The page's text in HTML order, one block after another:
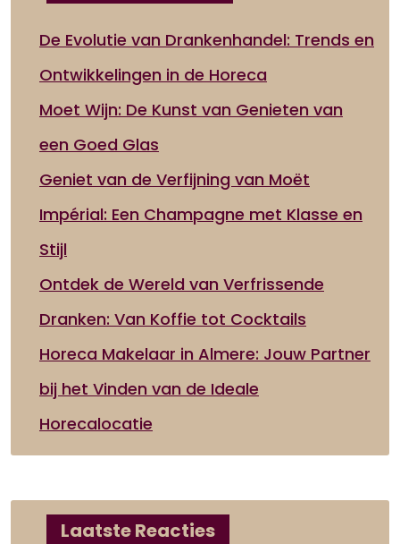
De Evolutie van Drankenhandel: Trends en
Ontwikkelingen in de Horeca
Moet Wijn: De Kunst van Genieten van
een Goed Glas
Geniet van de Verfijning van Moët
Impérial: Een Champagne met Klasse en
Stijl
Ontdek de Wereld van Verfrissende
Dranken: Van Koffie tot Cocktails
Horeca Makelaar in Almere: Jouw Partner
bij het Vinden van de Ideale
Horecalocatie
Laatste Reacties